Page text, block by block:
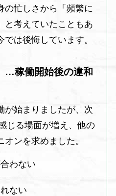
の忙しさから「頻繁に
と考えていたこともあ
は後悔しています。
…稼働開始後の違和
が始まりましたが、次
じる場面が増え、他の
ンを求めました。
わない
ない